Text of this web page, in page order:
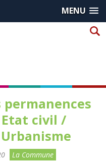
MENU
Etat civil /
La Commune